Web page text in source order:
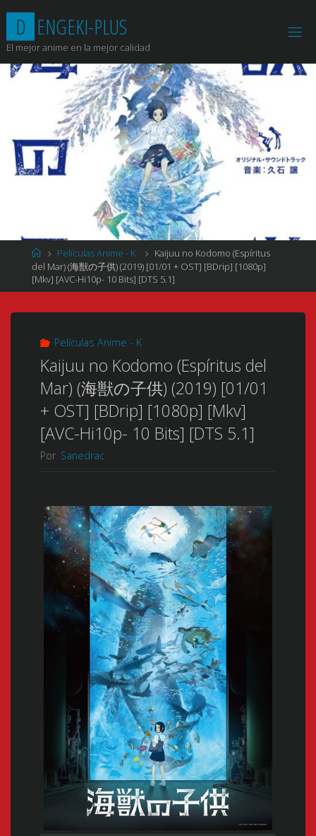
contenido
D ENGEKI-PLUS
El mejor anime en la mejor calidad
Página
de
Inicio
Películas Anime - K
Kaijuu no Kodomo (Espíritus
del Mar) (海獣の子供) (2019) [01/01 + OST] [BDrip] [1080p]
[Mkv] [AVC-Hi10p- 10 Bits] [DTS 5.1]
Películas Anime - K
Kaijuu no Kodomo (Espíritus del
Mar) (海獣の子供) (2019) [01/01
+ OST] [BDrip] [1080p] [Mkv]
[AVC-Hi10p- 10 Bits] [DTS 5.1]
Por Sanedrac